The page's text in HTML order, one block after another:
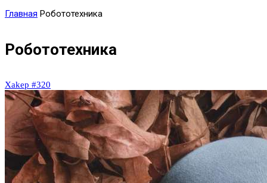
Главная Робототехника
Робототехника
Xakep #320